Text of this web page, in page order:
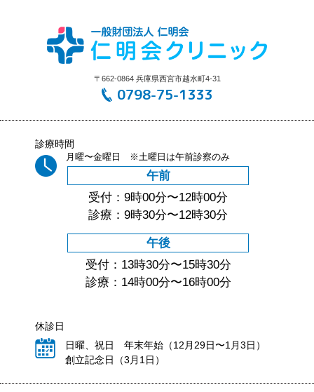
〒662-0864 兵庫県西宮市越水町4-31
0798-75-1333
診療時間
月曜〜金曜日 ※土曜日は午前診察のみ
午前
受付：9時00分〜12時00分
診療：9時30分〜12時30分
午後
受付：13時30分〜15時30分
診療：14時00分〜16時00分
休診日
日曜、祝日 年末年始（12月29日〜1月3日）
創立記念日（3月1日）